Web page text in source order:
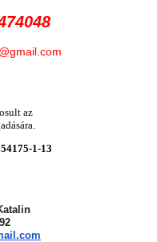
az
1-13